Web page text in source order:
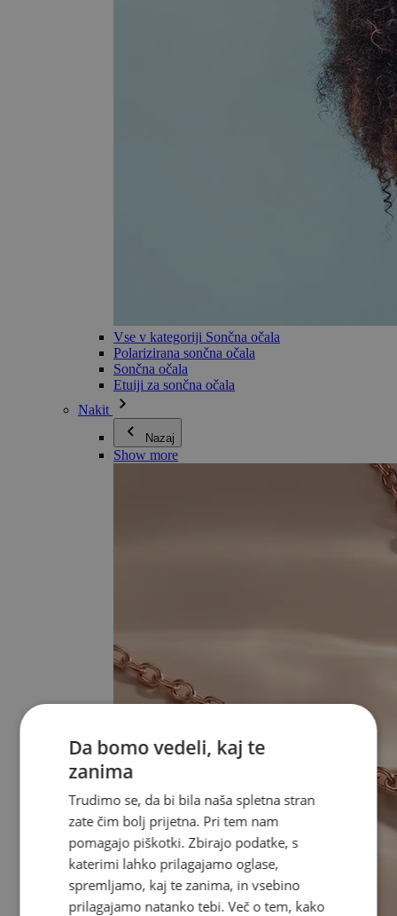
Vse v kategoriji Sončna očala
Polarizirana sončna očala
Sončna očala
Etuiji za sončna očala
Nakit
Nazaj
Show more
Da bomo vedeli, kaj te
zanima
Trudimo se, da bi bila naša spletna stran
zate čim bolj prijetna. Pri tem nam
pomagajo piškotki. Zbirajo podatke, s
katerimi lahko prilagajamo oglase,
spremljamo, kaj te zanima, in vsebino
prilagajamo natanko tebi. Več o tem, kako